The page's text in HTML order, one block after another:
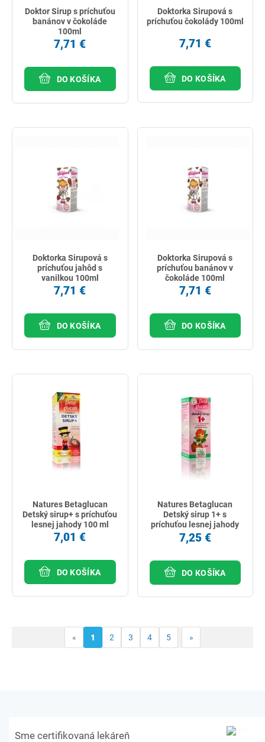
Doktor Sirup s príchuťou
banánov v čokoláde
100ml
7,71 €
DO KOŠÍKA
Doktorka Sirupová s
príchuťou čokolády 100ml
7,71 €
DO KOŠÍKA
Doktorka Sirupová s
príchuťou jahôd s
vanilkou 100ml
7,71 €
DO KOŠÍKA
Doktorka Sirupová s
príchuťou banánov v
čokoláde 100ml
7,71 €
DO KOŠÍKA
Natures Betaglucan
Detský sirup+ s príchuťou
lesnej jahody 100 ml
7,01 €
DO KOŠÍKA
Natures Betaglucan
Detský sirup 1+ s
príchuťou lesnej jahody
100 ml
7,25 €
DO KOŠÍKA
« 1 2 3 4 5 »
Sme certifikovaná lekáreň